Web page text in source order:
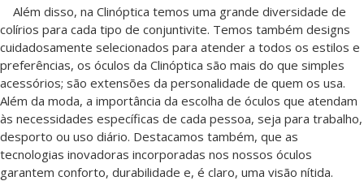
Além disso, na Clinóptica temos uma grande diversidade de
colírios para cada tipo de conjuntivite. Temos também designs
cuidadosamente selecionados para atender a todos os estilos e
preferências, os óculos da Clinóptica são mais do que simples
acessórios; são extensões da personalidade de quem os usa.
Além da moda, a importância da escolha de óculos que atendam
às necessidades específicas de cada pessoa, seja para trabalho,
desporto ou uso diário. Destacamos também, que as
tecnologias inovadoras incorporadas nos nossos óculos
garantem conforto, durabilidade e, é claro, uma visão nítida.